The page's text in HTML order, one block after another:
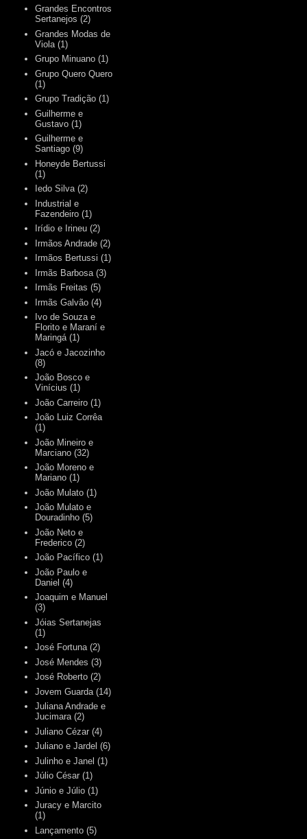
Grandes Encontros
Sertanejos (2)
Grandes Modas de
Viola (1)
Grupo Minuano (1)
Grupo Quero Quero
(1)
Grupo Tradição (1)
Guilherme e
Gustavo (1)
Guilherme e
Santiago (9)
Honeyde Bertussi
(1)
Iedo Silva (2)
Industrial e
Fazendeiro (1)
Irídio e Irineu (2)
Irmãos Andrade (2)
Irmãos Bertussi (1)
Irmãs Barbosa (3)
Irmãs Freitas (5)
Irmãs Galvão (4)
Ivo de Souza e
Florito e Maraní e
Maringá (1)
Jacó e Jacozinho
(8)
João Bosco e
Vinícius (1)
João Carreiro (1)
João Luiz Corrêa
(1)
João Mineiro e
Marciano (32)
João Moreno e
Mariano (1)
João Mulato (1)
João Mulato e
Douradinho (5)
João Neto e
Frederico (2)
João Pacífico (1)
João Paulo e
Daniel (4)
Joaquim e Manuel
(3)
Jóias Sertanejas
(1)
José Fortuna (2)
José Mendes (3)
José Roberto (2)
Jovem Guarda (14)
Juliana Andrade e
Jucimara (2)
Juliano Cézar (4)
Juliano e Jardel (6)
Julinho e Janel (1)
Júlio César (1)
Júnio e Júlio (1)
Juracy e Marcito
(1)
Lançamento (5)